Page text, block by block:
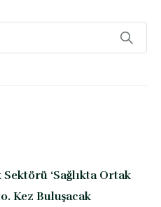
‘Sağlıkta Ortak
Kez Buluşacak